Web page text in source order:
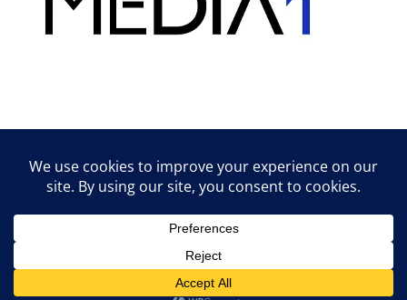
Lifestyle tippek & trükkök
© 2026 vipcast.hu powered by Media1• Készült
GeneratePress